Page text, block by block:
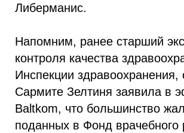
Либерманис.
Напомним, ранее старший
контроля качества
Инспекции здравоохранения,
Сармите Зелтиня заявила в
Baltkom, что большинство
поданных в Фонд врачебного